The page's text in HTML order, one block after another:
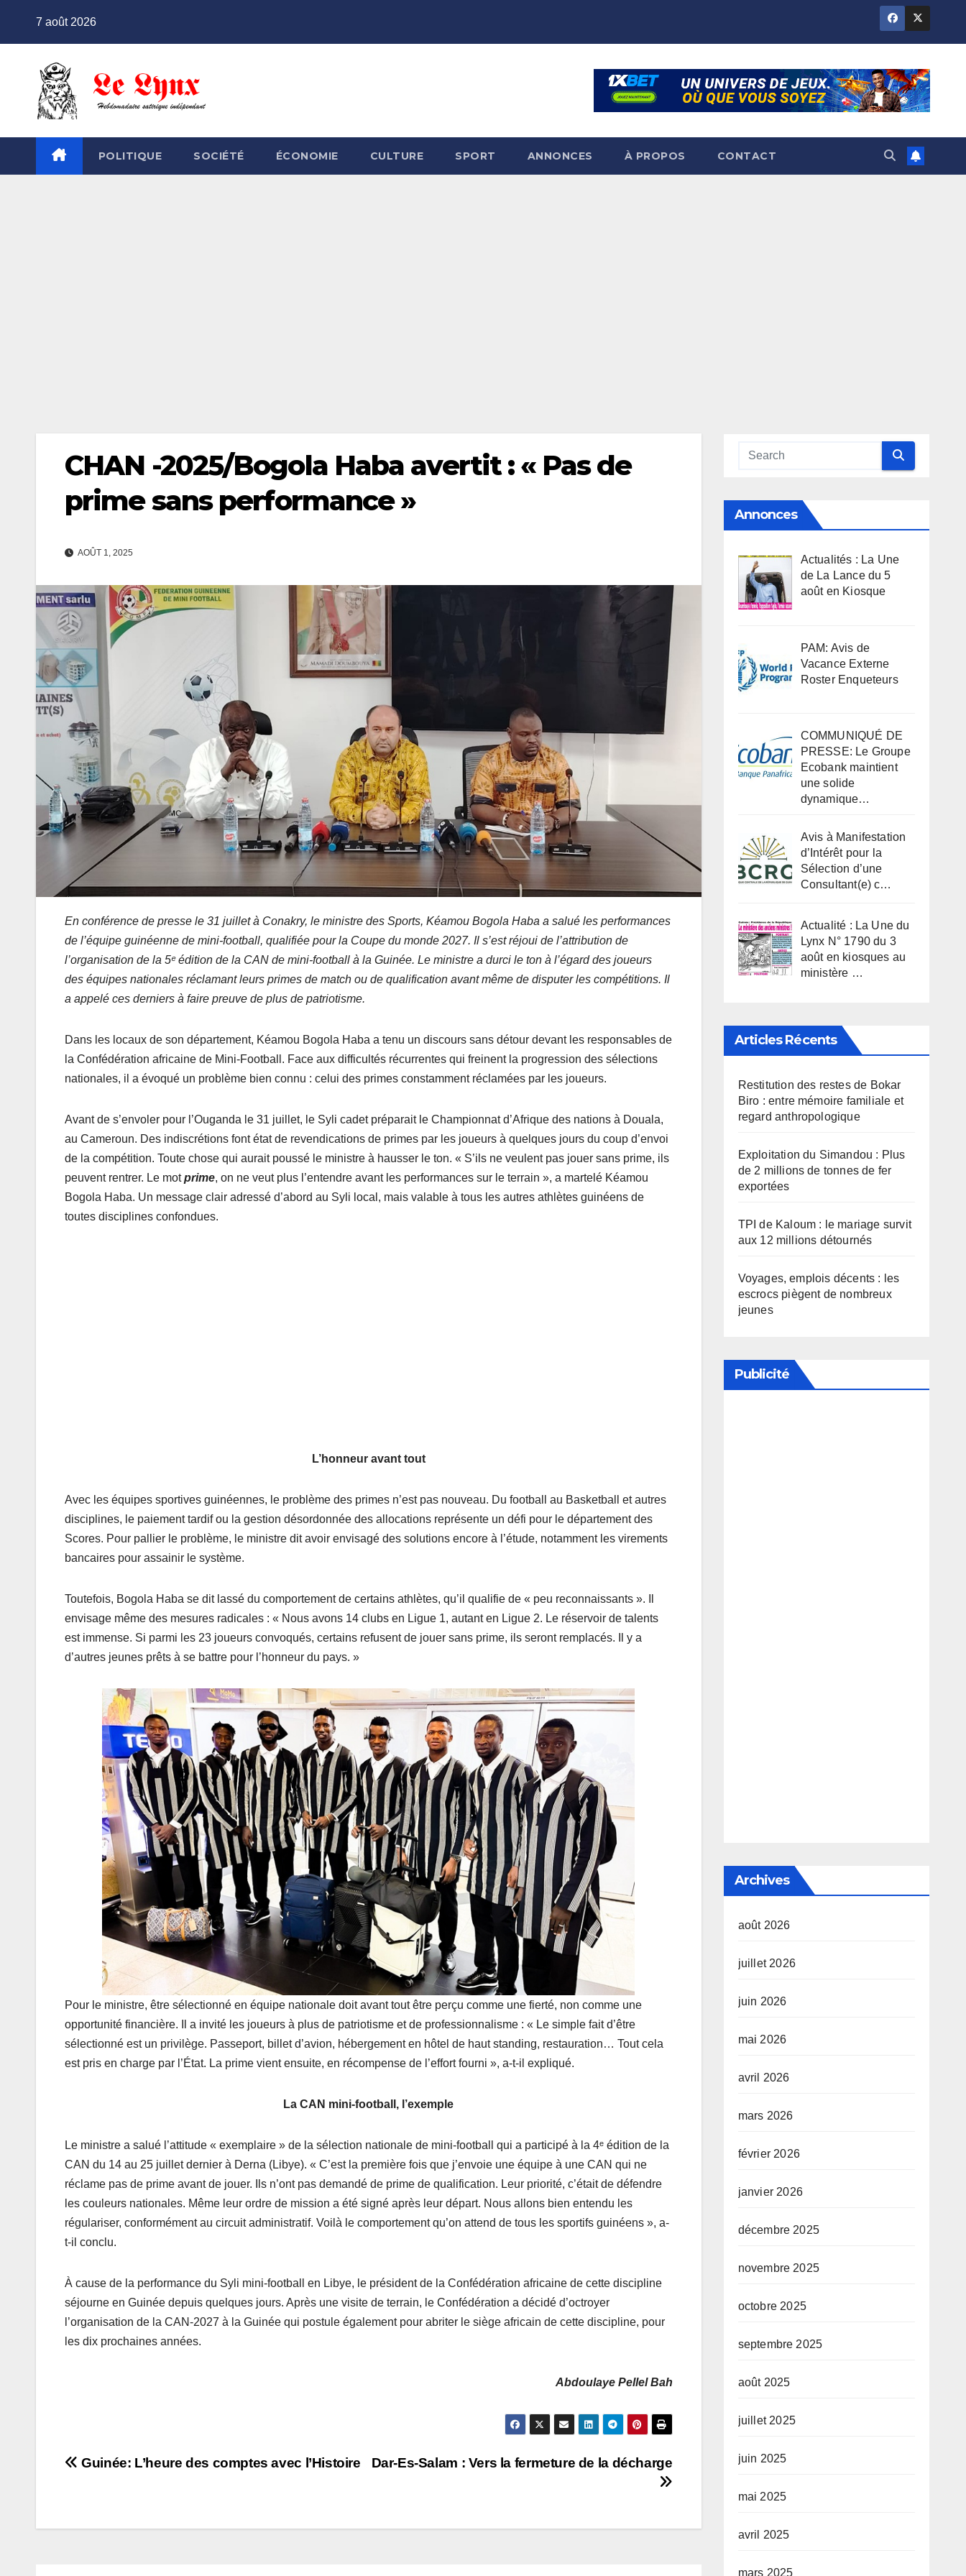
7 août 2026
POLITIQUE SOCIÉTÉ ÉCONOMIE CULTURE SPORT ANNONCES À PROPOS CONTACT
CHAN -2025/Bogola Haba avertit : « Pas de
prime sans performance »
AOÛT 1, 2025
En conférence de presse le 31 juillet à Conakry, le ministre des Sports, Kéamou Bogola Haba a salué les performances
de l’équipe guinéenne de mini-football, qualifiée pour la Coupe du monde 2027. Il s’est réjoui de l’attribution de
l’organisation de la 5ᵉ édition de la CAN de mini-football à la Guinée. Le ministre a durci le ton à l’égard des joueurs
des équipes nationales réclamant leurs primes de match ou de qualification avant même de disputer les compétitions. Il
a appelé ces derniers à faire preuve de plus de patriotisme.
Dans les locaux de son département, Kéamou Bogola Haba a tenu un discours sans détour devant les responsables de
la Confédération africaine de Mini-Football. Face aux difficultés récurrentes qui freinent la progression des sélections
nationales, il a évoqué un problème bien connu : celui des primes constamment réclamées par les joueurs.
Avant de s’envoler pour l’Ouganda le 31 juillet, le Syli cadet préparait le Championnat d’Afrique des nations à Douala,
au Cameroun. Des indiscrétions font état de revendications de primes par les joueurs à quelques jours du coup d’envoi
de la compétition. Toute chose qui aurait poussé le ministre à hausser le ton. « S’ils ne veulent pas jouer sans prime, ils
peuvent rentrer. Le motprime, on ne veut plus l’entendre avant les performances sur le terrain », a martelé Kéamou
Bogola Haba. Un message clair adressé d’abord au Syli local, mais valable à tous les autres athlètes guinéens de
toutes disciplines confondues.
L’honneur avant tout
Avec les équipes sportives guinéennes, le problème des primes n’est pas nouveau. Du football au Basketball et autres
disciplines, le paiement tardif ou la gestion désordonnée des allocations représente un défi pour le département des
Scores. Pour pallier le problème, le ministre dit avoir envisagé des solutions encore à l’étude, notamment les virements
bancaires pour assainir le système.
Toutefois, Bogola Haba se dit lassé du comportement de certains athlètes, qu’il qualifie de « peu reconnaissants ». Il
envisage même des mesures radicales : « Nous avons 14 clubs en Ligue 1, autant en Ligue 2. Le réservoir de talents
est immense. Si parmi les 23 joueurs convoqués, certains refusent de jouer sans prime, ils seront remplacés. Il y a
d’autres jeunes prêts à se battre pour l’honneur du pays. »
Pour le ministre, être sélectionné en équipe nationale doit avant tout être perçu comme une fierté, non comme une
opportunité financière. Il a invité les joueurs à plus de patriotisme et de professionnalisme : « Le simple fait d’être
sélectionné est un privilège. Passeport, billet d’avion, hébergement en hôtel de haut standing, restauration… Tout cela
est pris en charge par l’État. La prime vient ensuite, en récompense de l’effort fourni », a-t-il expliqué.
La CAN mini-football, l’exemple
Le ministre a salué l’attitude « exemplaire » de la sélection nationale de mini-football qui a participé à la 4ᵉ édition de la
CAN du 14 au 25 juillet dernier à Derna (Libye). « C’est la première fois que j’envoie une équipe à une CAN qui ne
réclame pas de prime avant de jouer. Ils n’ont pas demandé de prime de qualification. Leur priorité, c’était de défendre
les couleurs nationales. Même leur ordre de mission a été signé après leur départ. Nous allons bien entendu les
régulariser, conformément au circuit administratif. Voilà le comportement qu’on attend de tous les sportifs guinéens », a-
t-il conclu.
À cause de la performance du Syli mini-football en Libye, le président de la Confédération africaine de cette discipline
séjourne en Guinée depuis quelques jours. Après une visite de terrain, le Confédération a décidé d’octroyer
l’organisation de la CAN-2027 à la Guinée qui postule également pour abriter le siège africain de cette discipline, pour
les dix prochaines années.
Abdoulaye Pellel Bah
Navigation
l’article
Dar-Es-Salam : Vers la fermeture de la décharge
Guinée: L’heure des comptes avec l’Histoire
Annonces
Actualités : La Une
de La Lance du 5
août en Kiosque
PAM: Avis de
Vacance Externe
Roster Enqueteurs
COMMUNIQUÉ DE
PRESSE: Le Groupe
Ecobank maintient
une solide
dynamique…
Avis à Manifestation
d’Intérêt pour la
Sélection d’une
Consultant(e) c…
Actualité : La Une du
Lynx N° 1790 du 3
août en kiosques au
ministère …
Articles Récents
Restitution des restes de Bokar
Biro : entre mémoire familiale et
regard anthropologique
Exploitation du Simandou : Plus
de 2 millions de tonnes de fer
exportées
TPI de Kaloum : le mariage survit
aux 12 millions détournés
Voyages, emplois décents : les
escrocs piègent de nombreux
jeunes
Publicité
Archives
août 2026
juillet 2026
juin 2026
mai 2026
avril 2026
mars 2026
février 2026
janvier 2026
décembre 2025
novembre 2025
octobre 2025
septembre 2025
août 2025
juillet 2025
juin 2025
mai 2025
avril 2025
mars 2025